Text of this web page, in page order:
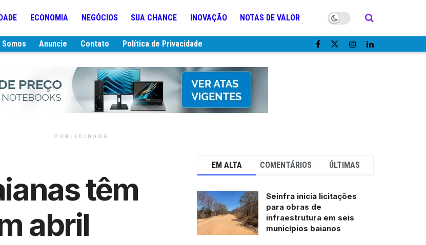
ECONOMIA NEGÓCIOS SUA CHANCE INOVAÇÃO NOTAS DE VALOR
Somos Anuncie Contato Política de Privacidade
PUBLICIDADE
têm
abril
EM ALTA COMENTÁRIOS ÚLTIMAS
Seinfra inicia licitações
para obras de
infraestrutura em seis
municípios baianos